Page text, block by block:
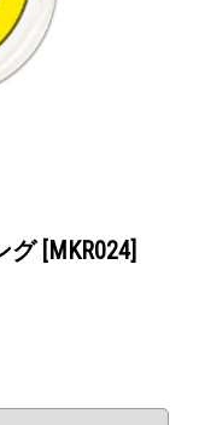
グ [MKR024]